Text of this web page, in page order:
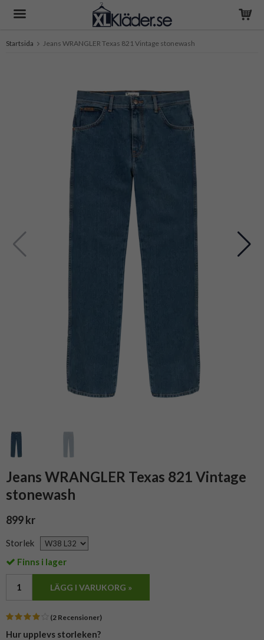
Startsida Jeans WRANGLER Texas 821 Vintage stonewash
Jeans WRANGLER Texas 821 Vintage
stonewash
899 kr
Storlek
Finns i lager
LÄGG I VARUKORG »
(2 Recensioner)
Hur upplevs storleken?